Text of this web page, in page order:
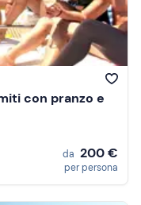
con pranzo e
da 200 €
per persona